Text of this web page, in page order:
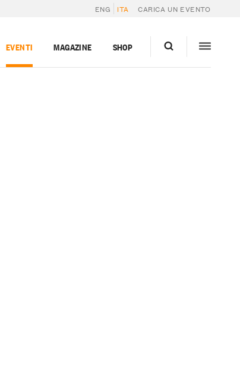
ENG ITA CARICA UN EVENTO
EVENTI MAGAZINE SHOP